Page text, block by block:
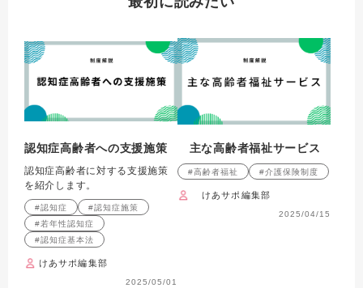
認知症高齢者への支援施策
認知症高齢者に対する支援施策
を紹介します。
#認知症
#認知症施策
#若年性認知症
#認知症基本法
けあサポ編集部
2025/05/01
主な高齢者福祉サービス
#高齢者福祉 #介護保険制度
けあサポ編集部
2025/04/15